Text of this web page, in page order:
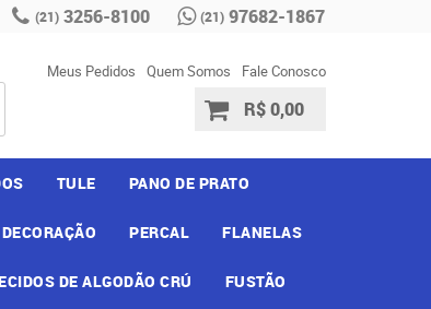
(21) 3256-8100 (21) 97682-1867
Meus Pedidos Quem Somos Fale Conosco
R$ 0,00
TULE PANO DE PRATO
DECORAÇÃO PERCAL FLANELAS
DE ALGODÃO CRÚ FUSTÃO